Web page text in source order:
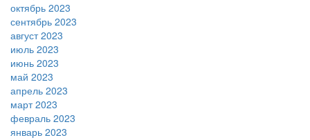
октябрь 2023
сентябрь 2023
август 2023
июль 2023
июнь 2023
май 2023
апрель 2023
март 2023
февраль 2023
январь 2023